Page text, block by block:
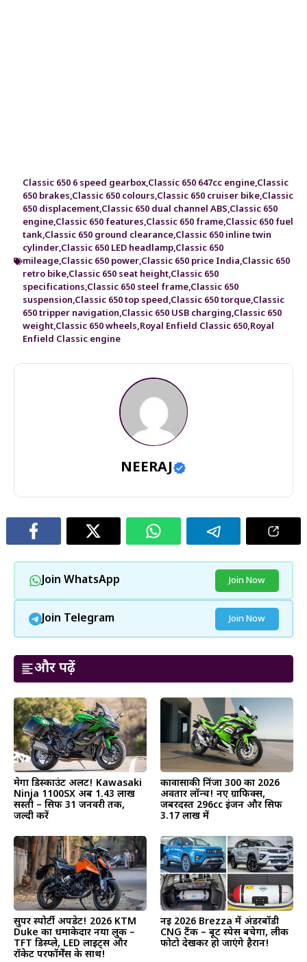
Classic 650 6 speed gearbox,Classic 650 647cc engine,Classic
650 brakes,Classic 650 colours,Classic 650 cruiser bike,Classic
650 displacement,Classic 650 dual channel ABS,Classic 650
engine,Classic 650 features,Classic 650 frame,Classic 650 fuel
tank,Classic 650 ground clearance,Classic 650 inline twin
cylinder,Classic 650 LED headlamp,Classic 650
mileage,Classic 650 power,Classic 650 price India,Classic 650
retro bike,Classic 650 seat height,Classic 650
specifications,Classic 650 steel frame,Classic 650
suspension,Classic 650 top speed,Classic 650 torque,Classic
650 tripper navigation,Classic 650 USB charging,Classic 650
weight,Classic 650 wheels,Royal Enfield Classic 650,Royal
Enfield Classic engine
NEERAJ
Join WhatsApp Join Now
Join Telegram Join Now
और पढ़ें
मेगा डिस्काउंट अलर्ट! Kawasaki
Ninja 1100SX अब ₹1.43 लाख
सस्ती – सिर्फ 31 जनवरी तक,
जल्दी करें
कावासाकी निंजा 300 का 2026
अवतार लॉन्च! नए ग्राफिक्स,
जबरदस्त 296cc इंजन और सिर्फ
₹3.17 लाख में
सुपर स्पोर्टी अपडेट! 2026 KTM
Duke का धमाकेदार नया लुक –
TFT डिस्प्ले, LED लाइट्स और
रॉकेट परफॉर्मेंस के साथ!
नई 2026 Brezza में अंडरबॉडी
CNG टैंक – बूट स्पेस बचेगा, लीक
फोटो देखकर हो जाएंगे हैरान!